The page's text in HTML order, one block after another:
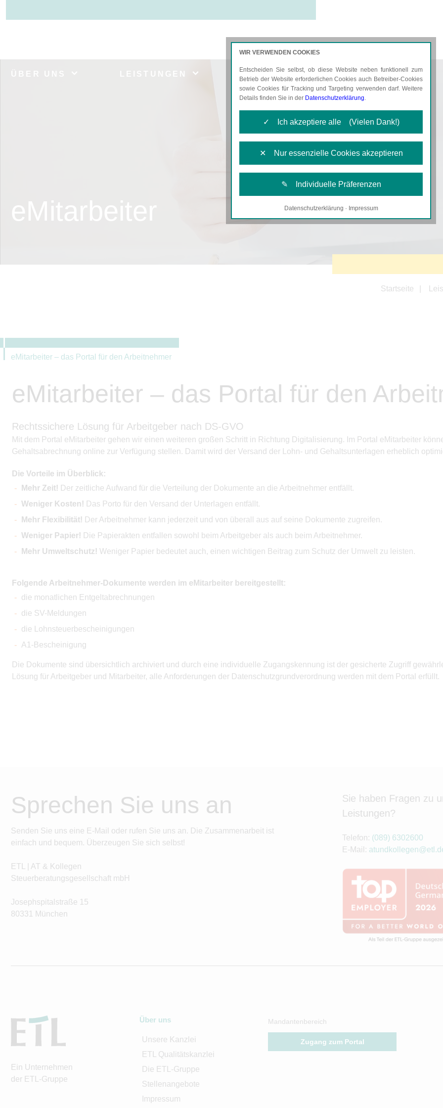
AKTUELLES KARRIERE
Startseite
eMitarbeiter – das Portal für den Arbeitnehmer
eMitarbeiter – das Portal für den
Rechtssichere Lösung für Arbeitgeber nach DS-GVO
Mit dem Portal eMitarbeiter gehen wir einen weiteren großen Schritt in Richtung Digitalisierung. Im Portal eMitarbeiter
Gehaltsabrechnung online zur Verfügung stellen. Damit wird der Versand der Lohn- und Gehaltsunterlagen erheblich
Die Vorteile im Überblick:
Mehr Zeit! Der zeitliche Aufwand für die Verteilung der Dokumente an die Arbeitnehmer entfällt.
Weniger Kosten! Das Porto für den Versand der Unterlagen entfällt.
Mehr Flexibilität! Der Arbeitnehmer kann jederzeit und von überall aus auf seine Dokumente zugreifen.
Weniger Papier! Die Papierakten entfallen sowohl beim Arbeitgeber als auch beim Arbeitnehmer.
Mehr Umweltschutz! Weniger Papier bedeutet auch, einen wichtigen Beitrag zum Schutz der Umwelt zu leisten.
Folgende Arbeitnehmer-Dokumente werden im eMitarbeiter bereitgestellt:
die monatlichen Entgeltabrechnungen
die SV-Meldungen
die Lohnsteuerbescheinigungen
A1-Bescheinigung
Die Dokumente sind übersichtlich archiviert und durch eine individuelle Zugangskennung ist der gesicherte Zugriff
Lösung für Arbeitgeber und Mitarbeiter, alle Anforderungen der Datenschutzgrundverordnung werden mit dem Portal erfüllt.
Sprechen Sie uns an
Senden Sie uns eine E-Mail oder rufen Sie uns an. Die Zusammenarbeit ist
einfach und bequem. Überzeugen Sie sich selbst!
ETL | AT & Kollegen
Steuerberatungsgesellschaft mbH
Josephspitalstraße 15
80331 München
Sie haben Fragen zu
Leistungen?
Telefon: (089) 6302600
E-Mail:
Ein Unternehmen
der ETL-Gruppe
Über uns
Unsere Kanzlei
ETL Qualitätskanzlei
Die ETL-Gruppe
Stellenangebote
Impressum
Mandantenbereich
Zugang zum Portal
WIR VERWENDEN COOKIES
Entscheiden Sie selbst, ob diese Website neben funktionell zum
Betrieb der Website erforderlichen Cookies auch Betreiber-Cookies
sowie Cookies für Tracking und Targeting verwenden darf. Weitere
Details finden Sie in der Datenschutzerklärung.
✓ Ich akzeptiere alle (Vielen Dank!)
✕ Nur essenzielle Cookies akzeptieren
✎ Individuelle Präferenzen
Notwendige Cookies
unseres Angebotes einschließlich der Verknüpfung zu
Datenschutzerklärung · Impressum